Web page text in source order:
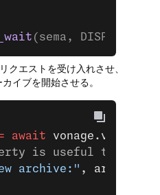
(sema,
クエストを受け入れさせ、
イブを開始させる。
await vonage.video.
is useful to save
archive:" ,